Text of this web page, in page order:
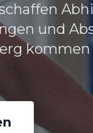
und
kommen